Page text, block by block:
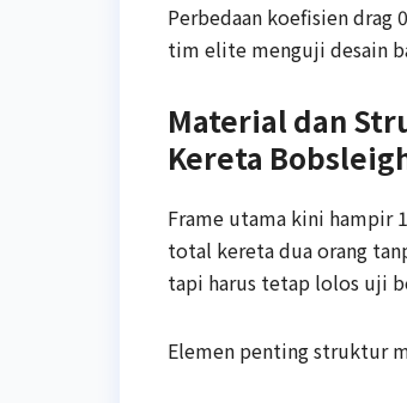
Perbedaan koefisien drag
tim elite menguji desain
Material dan
Kereta
Frame utama kini hampir
total kereta dua orang
tapi harus tetap lolos uji
Elemen penting struktur